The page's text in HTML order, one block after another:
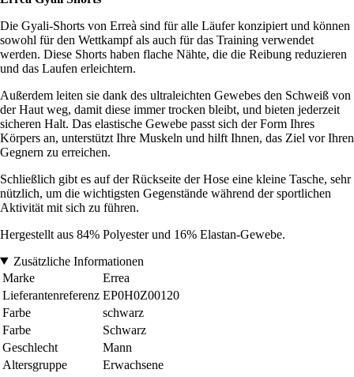
Die Gyali-Shorts von Erreà sind für alle Läufer konzipiert und können
sowohl für den Wettkampf als auch für das Training verwendet
werden. Diese Shorts haben flache Nähte, die die Reibung reduzieren
und das Laufen erleichtern.
Außerdem leiten sie dank des ultraleichten Gewebes den Schweiß von
der Haut weg, damit diese immer trocken bleibt, und bieten jederzeit
sicheren Halt. Das elastische Gewebe passt sich der Form Ihres
Körpers an, unterstützt Ihre Muskeln und hilft Ihnen, das Ziel vor Ihren
Gegnern zu erreichen.
Schließlich gibt es auf der Rückseite der Hose eine kleine Tasche, sehr
nützlich, um die wichtigsten Gegenstände während der sportlichen
Aktivität mit sich zu führen.
Hergestellt aus 84% Polyester und 16% Elastan-Gewebe.
Zusätzliche Informationen
Marke
Errea
Lieferantenreferenz EP0H0Z00120
Farbe
schwarz
Farbe
Schwarz
Geschlecht
Mann
Altersgruppe
Erwachsene